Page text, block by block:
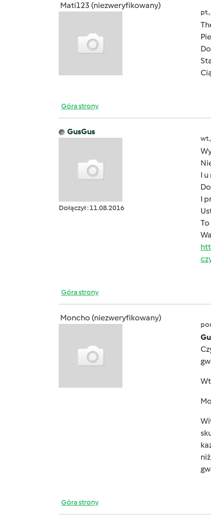
Mati123 (niezweryfikowany)
Góra strony
GusGus
Dołączył : 11.08.2016
I
I
Góra strony
Moncho (niezweryfikowany)
Góra strony